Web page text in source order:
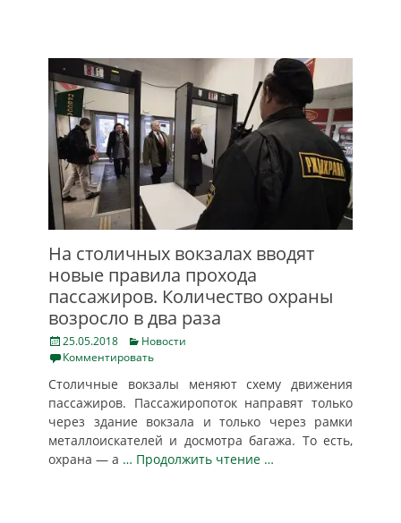
На столичных вокзалах вводят
новые правила прохода
пассажиров. Количество охраны
возросло в два раза
Posted
on
25.05.2018 Categories
Новости
Комментировать
Столичные вокзалы меняют схему движения
пассажиров. Пассажиропоток направят только
через здание вокзала и только через рамки
металлоискателей и досмотра багажа. То есть,
охрана — а … Продолжить чтение …